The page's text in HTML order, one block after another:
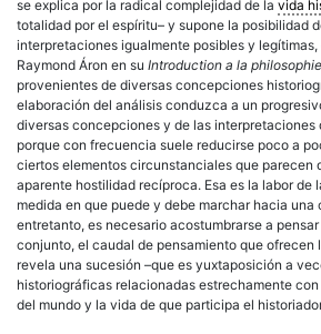
se explica por la radical complejidad de la vida
totalidad por el espíritu– y supone la posibilidad
interpretaciones igualmente posibles y
Raymond Áron en su Introduction a la
provenientes de diversas concepciones
elaboración del análisis conduzca a un
diversas concepciones y de las interpretaciones
porque con frecuencia suele reducirse poco a
ciertos elementos circunstanciales que parecen
aparente hostilidad recíproca. Esa es la labor de
medida en que puede y debe marchar hacia
entretanto, es necesario acostumbrarse a
conjunto, el caudal de pensamiento que ofrecen
revela una sucesión –que es yuxtaposición a
historiográficas relacionadas estrechamente
del mundo y la vida de que participa el